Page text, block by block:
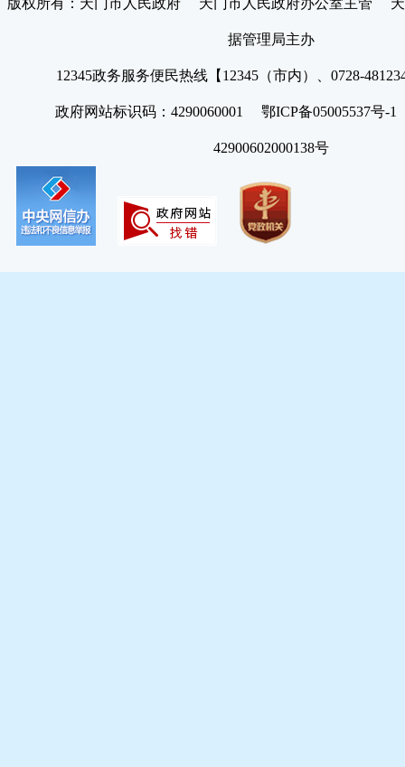
版权所有：天门市人民政府 天门市人民政府办公室主管 天
据管理局主办
12345政务服务便民热线【12345（市内）、0728-
政府网站标识码：4290060001 鄂ICP备05005537号
42900602000138号